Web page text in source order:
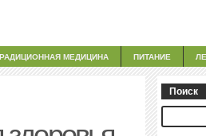
МЕДИЦИНА ПИТАНИЕ
Поиск